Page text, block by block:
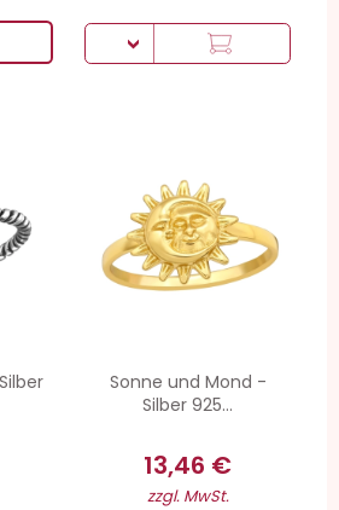
Sonne und Mond -
Silber 925...
13,46 €
zzgl. MwSt.